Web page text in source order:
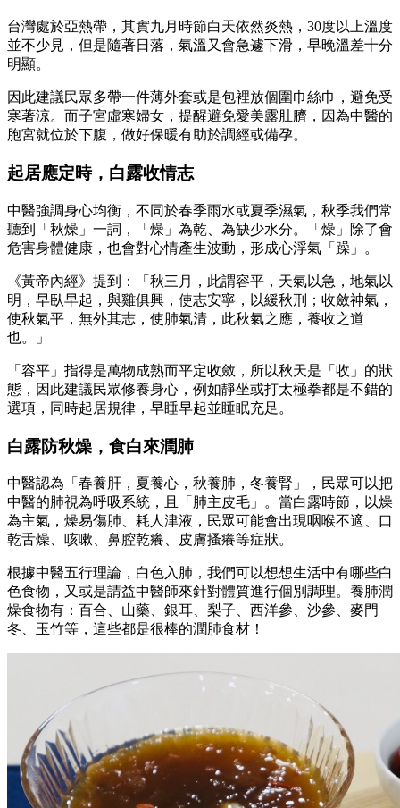
台灣處於亞熱帶，其實九月時節白天依然炎熱，30度以上溫度
並不少見，但是隨著日落，氣溫又會急遽下滑，早晚溫差十分
明顯。
因此建議民眾多帶一件薄外套或是包裡放個圍巾絲巾，避免受
寒著涼。而子宮虛寒婦女，提醒避免愛美露肚臍，因為中醫的
胞宮就位於下腹，做好保暖有助於調經或備孕。
起居應定時，白露收情志
中醫強調身心均衡，不同於春季雨水或夏季濕氣，秋季我們常
聽到「秋燥」一詞，「燥」為乾、為缺少水分。「燥」除了會
危害身體健康，也會對心情產生波動，形成心浮氣「躁」。
《黃帝內經》提到：「秋三月，此謂容平，天氣以急，地氣以
明，早臥早起，與雞俱興，使志安寧，以緩秋刑；收斂神氣，
使秋氣平，無外其志，使肺氣清，此秋氣之應，養收之道
也。」
「容平」指得是萬物成熟而平定收斂，所以秋天是「收」的狀
態，因此建議民眾修養身心，例如靜坐或打太極拳都是不錯的
選項，同時起居規律，早睡早起並睡眠充足。
白露防秋燥，食白來潤肺
中醫認為「春養肝，夏養心，秋養肺，冬養腎」，民眾可以把
中醫的肺視為呼吸系統，且「肺主皮毛」。當白露時節，以燥
為主氣，燥易傷肺、耗人津液，民眾可能會出現咽喉不適、口
乾舌燥、咳嗽、鼻腔乾癢、皮膚搔癢等症狀。
根據中醫五行理論，白色入肺，我們可以想想生活中有哪些白
色食物，又或是請益中醫師來針對體質進行個別調理。養肺潤
燥食物有：百合、山藥、銀耳、梨子、西洋參、沙參、麥門
冬、玉竹等，這些都是很棒的潤肺食材！